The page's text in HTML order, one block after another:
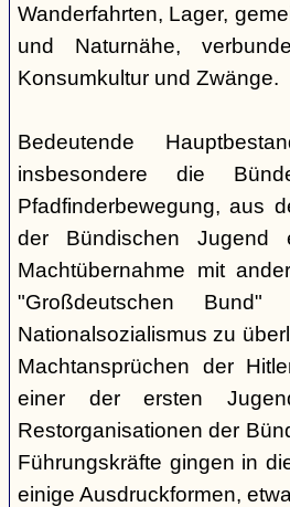
Wanderfahrten, Lager,
und Naturnähe,
Konsumkultur und Zwänge.
Bedeutende
insbesondere die
Pfadfinderbewegung, aus
der Bündischen
Machtübernahme mit
"Großdeutschen
Nationalsozialismus zu
Machtansprüchen der
einer der ersten
Restorganisationen der
Führungskräfte gingen in
einige Ausdruckformen,